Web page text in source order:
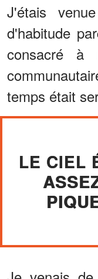
J'étais
d'habitude
consacré à
temps était
LE CIEL